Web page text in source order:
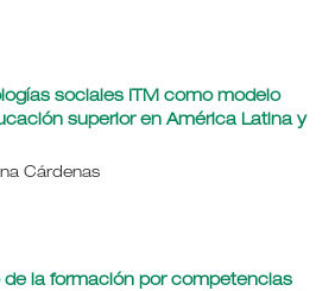
sociales ITM como modelo
superior en América Latina y
Cárdenas
la formación por competencias